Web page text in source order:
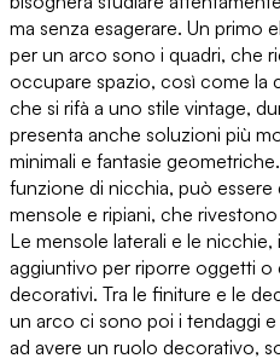
ma senza esagerare. Un primo
per un arco sono i quadri, che
occupare spazio, così come la
che si rifà a uno stile vintage,
presenta anche soluzioni più
minimali e fantasie geometriche
funzione di nicchia, può
mensole e ripiani, che
Le mensole laterali e le
aggiuntivo per riporre oggetti
decorativi. Tra le finiture e le
un arco ci sono poi i tendaggi
ad avere un ruolo decorativo,